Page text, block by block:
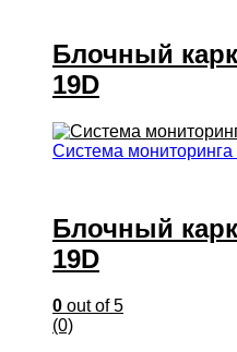
Блочный
19D
Система
Блочный
19D
0 out of 5
(0)